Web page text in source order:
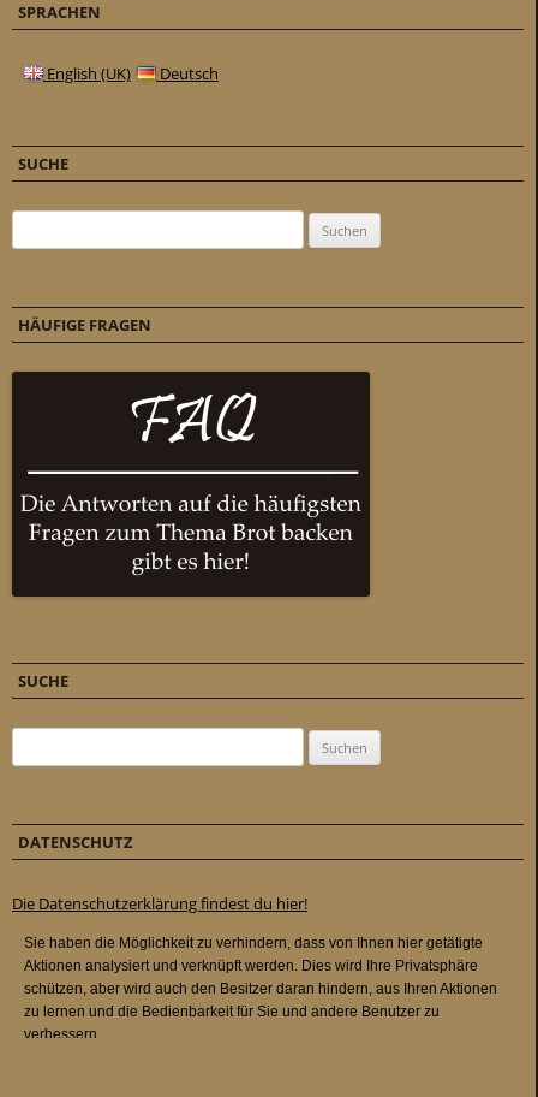
SPRACHEN
English (UK) Deutsch
SUCHE
HÄUFIGE FRAGEN
SUCHE
DATENSCHUTZ
Die Datenschutzerklärung findest du hier!